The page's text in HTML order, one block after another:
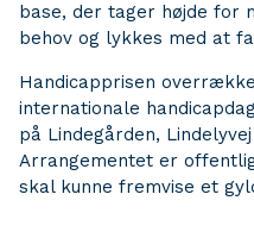
base, der tager højde for
behov og lykkes med at
Handicapprisen
internationale
på Lindegården,
Arrangementet er
skal kunne fremvise et